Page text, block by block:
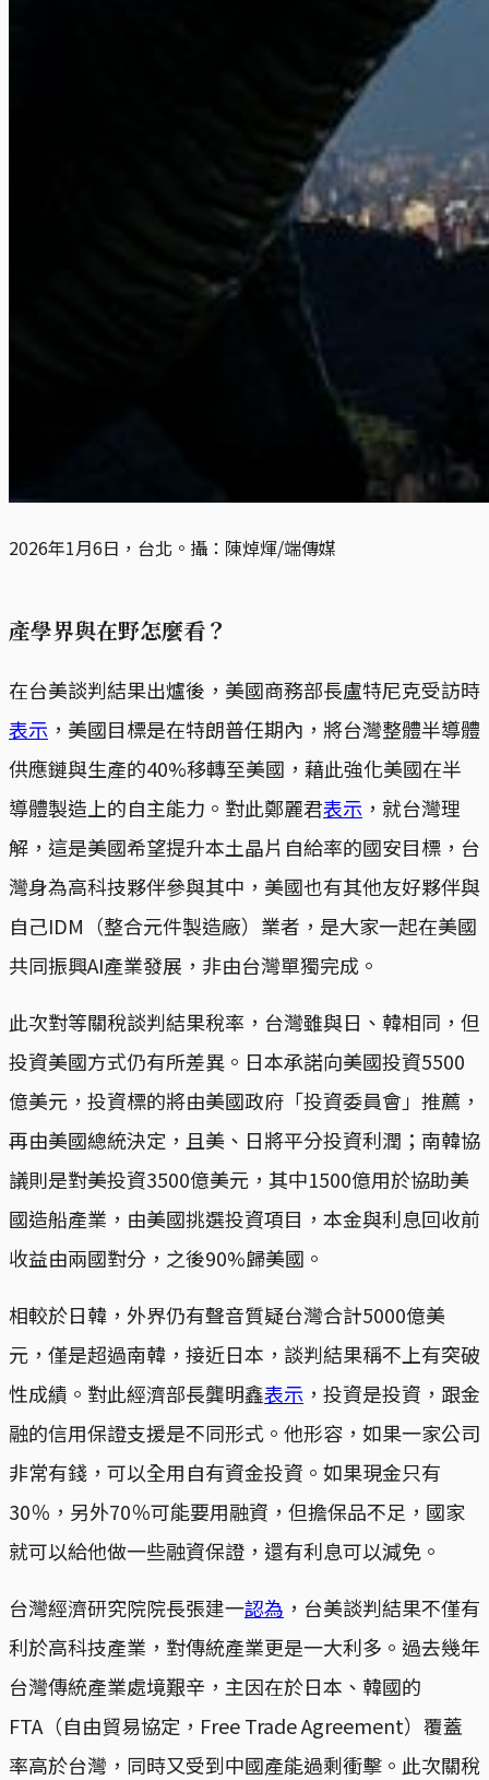
2026年1月6日，台北。攝：陳焯煇/端傳媒
產學界與在野怎麼看？
在台美談判結果出爐後，美國商務部長盧特尼克受訪時
表示 ，美國目標是在特朗普任期內，將台灣整體半導體
供應鏈與生產的40%移轉至美國，藉此強化美國在半
導體製造上的自主能力。對此鄭麗君表示 ，就台灣理
解，這是美國希望提升本土晶片自給率的國安目標，台
灣身為高科技夥伴參與其中，美國也有其他友好夥伴與
自己IDM（整合元件製造廠）業者，是大家一起在美國
共同振興AI產業發展，非由台灣單獨完成。
此次對等關稅談判結果稅率，台灣雖與日、韓相同，但
投資美國方式仍有所差異。日本承諾向美國投資5500
億美元，投資標的將由美國政府「投資委員會」推薦，
再由美國總統決定，且美、日將平分投資利潤；南韓協
議則是對美投資3500億美元，其中1500億用於協助美
國造船產業，由美國挑選投資項目，本金與利息回收前
收益由兩國對分，之後90%歸美國。
相較於日韓，外界仍有聲音質疑台灣合計5000億美
元，僅是超過南韓，接近日本，談判結果稱不上有突破
性成績。對此經濟部長龔明鑫表示 ，投資是投資，跟金
融的信用保證支援是不同形式。他形容，如果一家公司
非常有錢，可以全用自有資金投資。如果現金只有
30％，另外70％可能要用融資，但擔保品不足，國家
就可以給他做一些融資保證，還有利息可以減免。
台灣經濟研究院院長張建一認為 ，台美談判結果不僅有
利於高科技產業，對傳統產業更是一大利多。過去幾年
台灣傳統產業處境艱辛，主因在於日本、韓國的
FTA（自由貿易協定，Free Trade Agreement）覆蓋
率高於台灣，同時又受到中國產能過剩衝擊。此次關稅